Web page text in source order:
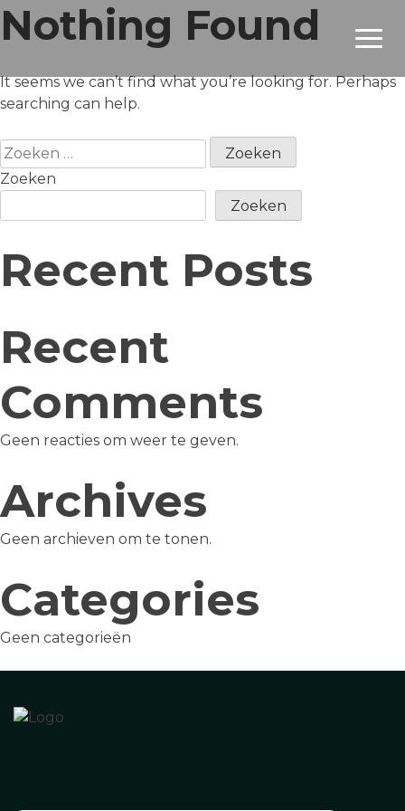
Nothing Found
It seems we can’t find what you’re looking for. Perhaps
searching can help.
Zoeken
naar:
Zoeken
Zoeken
Recent Posts
Recent
Comments
Geen reacties om weer te geven.
Archives
Geen archieven om te tonen.
Categories
Geen categorieën